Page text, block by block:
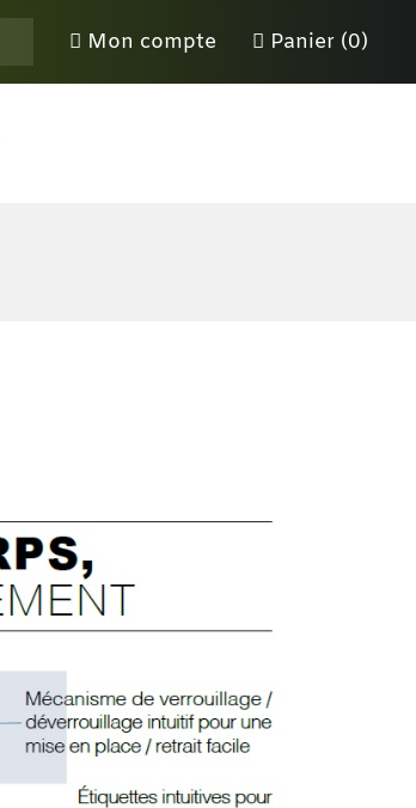
Mon compte Panier (0)